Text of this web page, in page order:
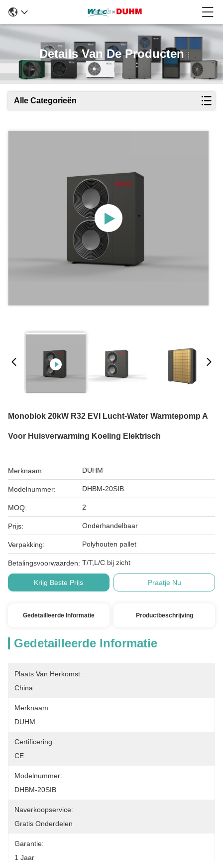
Details Van De Producten
Alle Categorieën
Monoblok 20kW R32 EVI Lucht-Water Warmtepomp A
Voor Huisverwarming Koeling Elektrisch
Merknaam: DUHM
Modelnummer: DHBM-20SIB
MOQ: 2
Prijs: Onderhandelbaar
Verpakking: Polyhouten pallet
Betalingsvoorwaarden: T/T,L/C bij zicht
Krijg Beste Prijs Praatje Nu
Gedetailleerde Informatie Productbeschrijving
Gedetailleerde Informatie
Plaats Van Herkomst:
China
Merknaam:
DUHM
Certificering:
CE
Modelnummer:
DHBM-20SIB
Naverkoopservice:
Gratis Onderdelen
Garantie:
1 Jaar